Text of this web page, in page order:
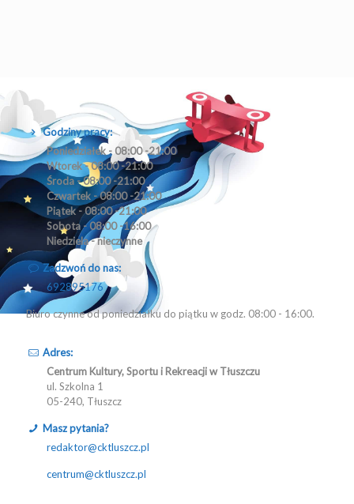
Godziny pracy:
Poniedziałek - 08:00 -21:00
Wtorek - 08:00 -21:00
Środa - 08:00 -21:00
Czwartek - 08:00 -21:00
Piątek - 08:00 -21:00
Sobota - 08:00 -16:00
Niedziela - nieczynne
Zadzwoń do nas:
692895176
Biuro czynne od poniedziałku do piątku w godz. 08:00 - 16:00.
Adres:
Centrum Kultury, Sportu i Rekreacji w Tłuszczu
ul. Szkolna 1
05-240, Tłuszcz
Masz pytania?
redaktor@cktluszcz.pl
centrum@cktluszcz.pl